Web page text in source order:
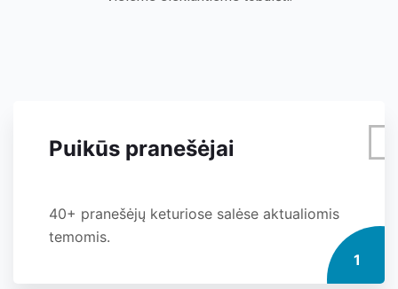
Puikūs pranešėjai
40+ pranešėjų keturiose salėse aktualiomis
temomis.
1